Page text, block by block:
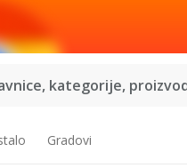
kategorije,
Gradovi